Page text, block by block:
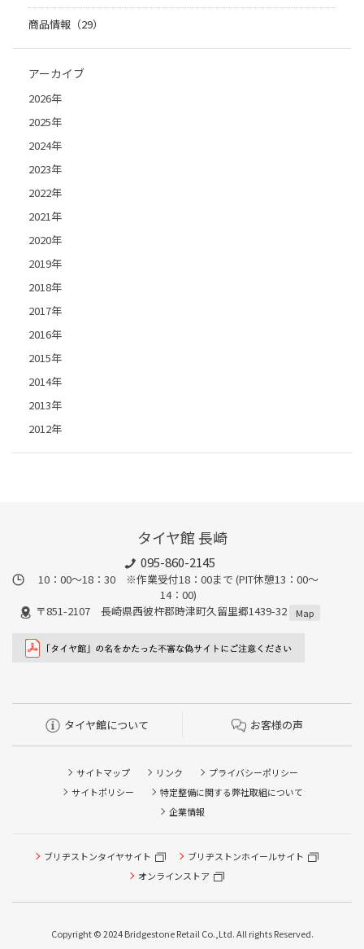
商品情報（29）
アーカイブ
2026年
2025年
2024年
2023年
2022年
2021年
2020年
2019年
2018年
2017年
2016年
2015年
2014年
2013年
2012年
タイヤ館 長崎
095-860-2145
10：00～18：30 ※作業受付18：00まで (PIT休憩13：00～
14：00)
〒851-2107 長崎県西彼杵郡時津町久留里郷1439-32
Map
タイヤ館について お客様の声
サイトマップ リンク
プライバシーポリシー
サイトポリシー
特定整備に関する弊社取組について
企業情報
ブリヂストンタイヤサイト
ブリヂストンホイールサイト
オンラインストア
Copyright © 2024 Bridgestone Retail Co.,Ltd. All rights Reserved.
タイヤ点検・安全点検/タイヤ履き替え/オイル交換/その他
ピット作業の予約
本日のタイヤ履き替え順番待ち予約 ※クローク契約会員の